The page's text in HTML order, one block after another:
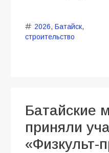
2026, Батайск,
строительство
Батайские
приняли
«Физкульт-